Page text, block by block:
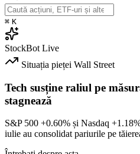
⌘ K
StockBot Live
Situația pieței Wall Street
Tech susține raliul pe
stagnează
S&P 500 +0.60% și Nasdaq
iulie au consolidat pariurile pe